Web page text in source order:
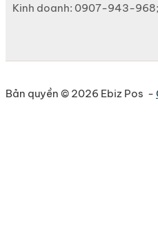
Kinh doanh: 0907-943-
Bản quyền © 2026 Ebiz Pos -